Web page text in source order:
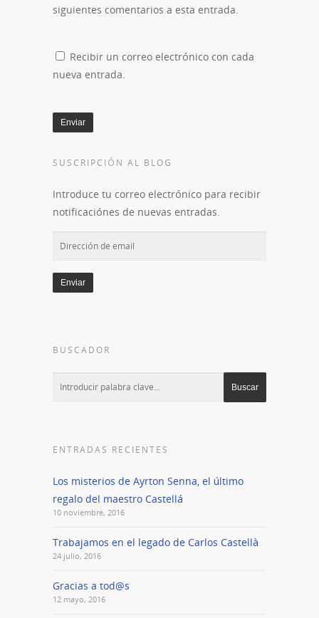
siguientes comentarios a esta entrada.
Recibir un correo electrónico con cada
nueva entrada.
SUSCRIPCIÓN AL BLOG
Introduce tu correo electrónico para recibir
notificaciónes de nuevas entradas.
Dirección
email
Enviar
BUSCADOR
ENTRADAS RECIENTES
Los misterios de Ayrton Senna, el último
regalo del maestro Castellá
10 noviembre, 2016
Trabajamos en el legado de Carlos Castellà
24 julio, 2016
Gracias a tod@s
12 mayo, 2016